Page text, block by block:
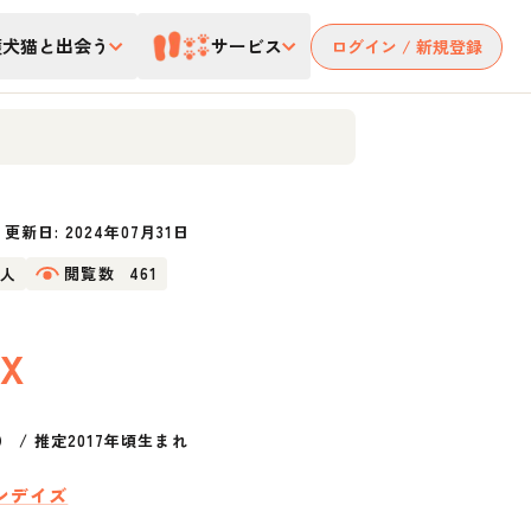
猫と出会う サービス ログイン / 新規登録
更新日: 2024年07月31日
閲覧数 461
/推定2017年頃生まれ
デイズ